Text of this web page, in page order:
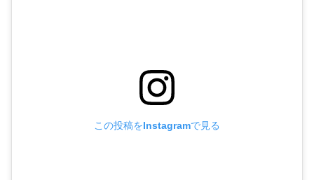
この投稿をInstagramで見る